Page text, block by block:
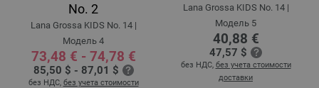
No. 2
Lana Grossa KIDS No. 14 |
Модель 4
73,48 € - 74,78 €
85,50 $ - 87,01 $
без НДС, без учета стоимости
Lana Grossa KIDS No. 14 |
Модель 5
40,88 €
47,57 $
без НДС, без учета стоимости
доставки